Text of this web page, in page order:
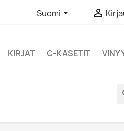
Suomi 
KIRJAT C-KASETIT